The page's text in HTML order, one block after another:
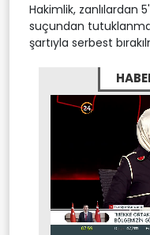
Hakimlik, zanlılardan
suçundan
şartıyla serbest
Mute Stream